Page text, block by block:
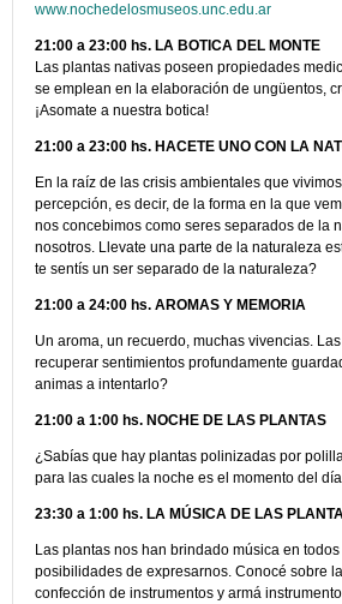
www.nochedelosmuseos.unc.edu.ar
21:00 a 23:00 hs. LA BOTICA DEL MONTE
Las plantas nativas poseen propiedades
se emplean en la elaboración de ungüentos,
¡Asomate a nuestra botica!
21:00 a 23:00 hs. HACETE UNO CON LA
En la raíz de las crisis ambientales que
percepción, es decir, de la forma en la que
nos concebimos como seres separados de la
nosotros. Llevate una parte de la naturaleza
te sentís un ser separado de la naturaleza?
21:00 a 24:00 hs. AROMAS Y MEMORIA
Un aroma, un recuerdo, muchas vivencias.
recuperar sentimientos profundamente
animas a intentarlo?
21:00 a 1:00 hs. NOCHE DE LAS PLANTAS
¿Sabías que hay plantas polinizadas por
para las cuales la noche es el momento del
23:30 a 1:00 hs. LA MÚSICA DE LAS
Las plantas nos han brindado música en
posibilidades de expresarnos. Conocé sobre
confección de instrumentos y armá